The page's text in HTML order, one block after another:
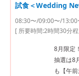
試食＜Wedding
08:30〜/09:00〜/
[ 所要時間:2時間30分
8月限定
抽選は8
も【午